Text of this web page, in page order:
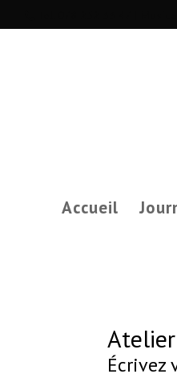
Accueil
Écrivez